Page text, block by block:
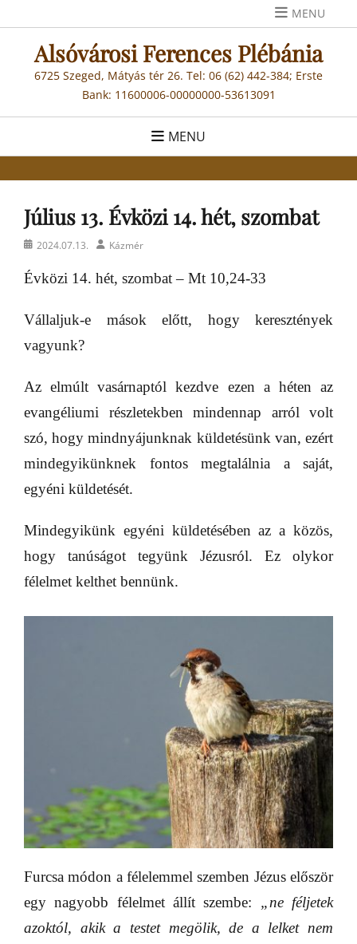
to
content
MENU
Alsóvárosi Ferences Plébánia
6725 Szeged, Mátyás tér 26. Tel: 06 (62) 442-384; Erste
Bank: 11600006-00000000-53613091
MENU
Július 13. Évközi 14. hét, szombat
Posted2024.07.13. AuthorKázmér
Évközi 14. hét, szombat – Mt 10,24-33
Vállaljuk-e mások előtt, hogy keresztények
vagyunk?
Az elmúlt vasárnaptól kezdve ezen a héten az
evangéliumi részletekben mindennap arról volt
szó, hogy mindnyájunknak küldetésünk van, ezért
mindegyikünknek fontos megtalálnia a saját,
egyéni küldetését.
Mindegyikünk egyéni küldetésében az a közös,
hogy tanúságot tegyünk Jézusról. Ez olykor
félelmet kelthet bennünk.
Furcsa módon a félelemmel szemben Jézus először
egy nagyobb félelmet állít szembe: „ne féljetek
azoktól, akik a testet megölik, de a lelket nem